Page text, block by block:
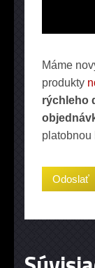
Máme
produkty
rýchleho
platobnou